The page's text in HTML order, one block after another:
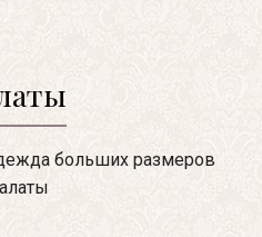
больших размеров